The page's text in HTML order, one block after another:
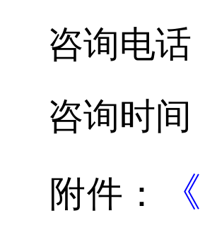
询电话
询时间：
件：